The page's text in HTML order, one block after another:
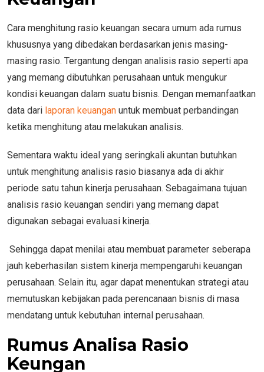
Cara menghitung rasio keuangan secara umum ada rumus
khususnya yang dibedakan berdasarkan jenis masing-
masing rasio. Tergantung dengan analisis rasio seperti apa
yang memang dibutuhkan perusahaan untuk mengukur
kondisi keuangan dalam suatu bisnis. Dengan memanfaatkan
data dari laporan keuangan untuk membuat perbandingan
ketika menghitung atau melakukan analisis.
Sementara waktu ideal yang seringkali akuntan butuhkan
untuk menghitung analisis rasio biasanya ada di akhir
periode satu tahun kinerja perusahaan. Sebagaimana tujuan
analisis rasio keuangan sendiri yang memang dapat
digunakan sebagai evaluasi kinerja.
Sehingga dapat menilai atau membuat parameter seberapa
jauh keberhasilan sistem kinerja mempengaruhi keuangan
perusahaan. Selain itu, agar dapat menentukan strategi atau
memutuskan kebijakan pada perencanaan bisnis di masa
mendatang untuk kebutuhan internal perusahaan.
Rumus Analisa Rasio
Keungan